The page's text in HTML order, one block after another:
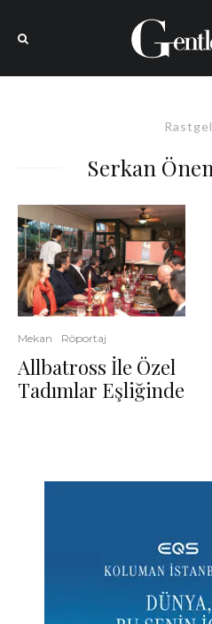
Serkan
Mekan Röportaj
Allbatross İle Özel
Tadımlar Eşliğinde